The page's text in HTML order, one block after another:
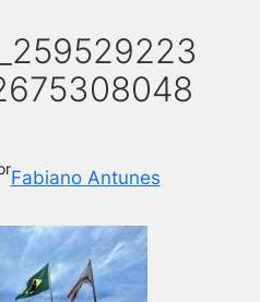
Fabiano Antunes